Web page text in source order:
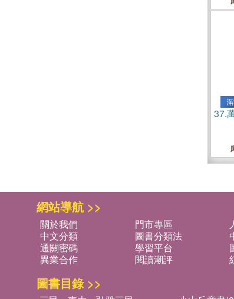
37.
網站導航 >>
關於我們 門市專區
中文分類
圖書分類法
通關密碼
學習平台
異業合作
閱讀潮評
圖書目錄 >>